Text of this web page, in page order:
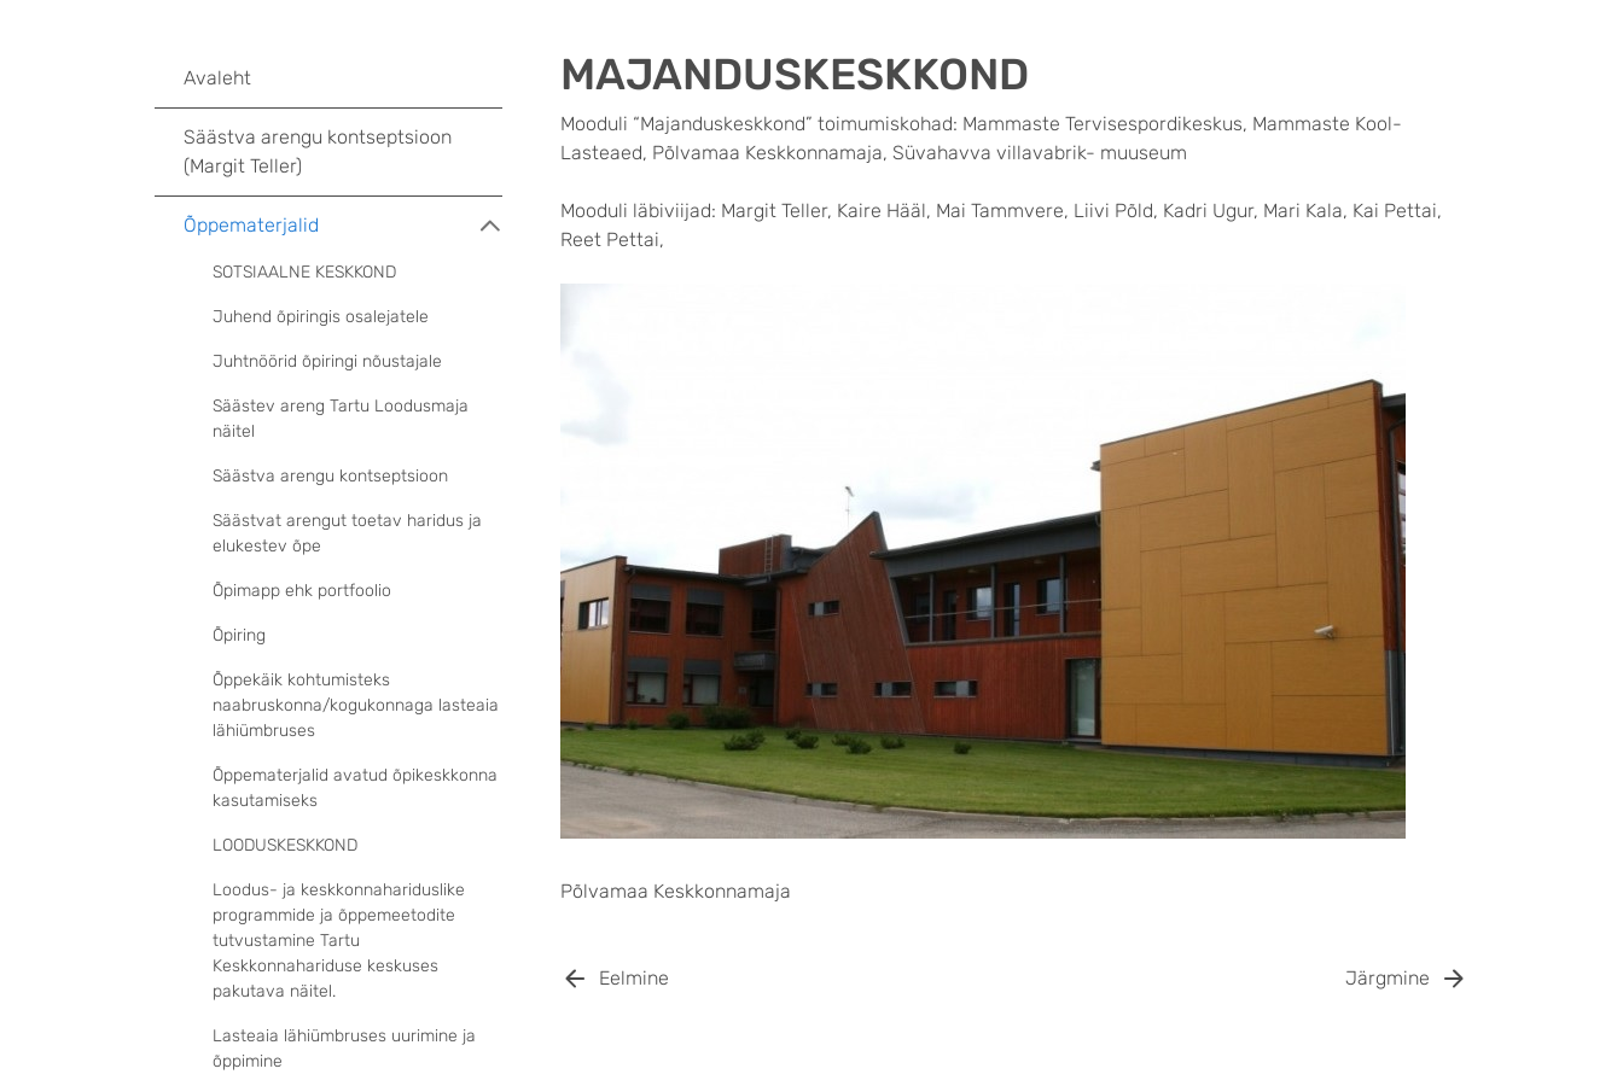
MAJANDUSKESKKOND
Mooduli “Majanduskeskkond” toimumiskohad: Mammaste Tervisespordikeskus, Mammaste Kool-
Lasteaed, Põlvamaa Keskkonnamaja, Süvahavva villavabrik- muuseum
Mooduli läbiviijad: Margit Teller, Kaire Hääl, Mai Tammvere, Liivi Põld, Kadri Ugur, Mari Kala, Kai Pettai,
Reet Pettai,
Põlvamaa Keskkonnamaja
Eelmine Järgmine
Avaleht
Säästva arengu kontseptsioon
(Margit Teller)
Õppematerjalid
SOTSIAALNE KESKKOND
Juhend õpiringis osalejatele
Juhtnöörid õpiringi nõustajale
Säästev areng Tartu Loodusmaja
näitel
Säästva arengu kontseptsioon
Säästvat arengut toetav haridus ja
elukestev õpe
Õpimapp ehk portfoolio
Õpiring
Õppekäik kohtumisteks
naabruskonna/kogukonnaga lasteaia
lähiümbruses
Õppematerjalid avatud õpikeskkonna
kasutamiseks
LOODUSKESKKOND
Loodus- ja keskkonnahariduslike
programmide ja õppemeetodite
tutvustamine Tartu
Keskkonnahariduse keskuses
pakutava näitel.
Lasteaia lähiümbruses uurimine ja
õppimine